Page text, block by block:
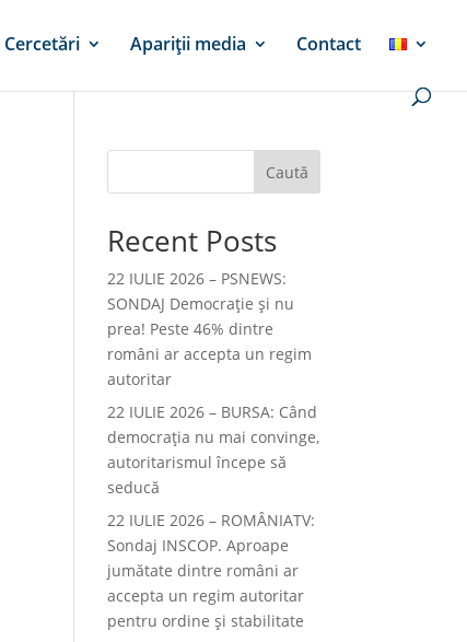
Cercetări Apariții media Contact
Caută
Recent Posts
22 IULIE 2026 – PSNEWS:
SONDAJ Democrație și nu
prea! Peste 46% dintre
români ar accepta un regim
autoritar
22 IULIE 2026 – BURSA: Când
democraţia nu mai convinge,
autoritarismul începe să
seducă
22 IULIE 2026 – ROMÂNIATV:
Sondaj INSCOP. Aproape
jumătate dintre români ar
accepta un regim autoritar
pentru ordine și stabilitate